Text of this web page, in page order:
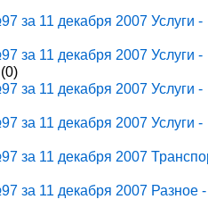
за 11 декабря 2007 Услуги -
за 11 декабря 2007 Услуги -
(0)
за 11 декабря 2007 Услуги -
за 11 декабря 2007 Услуги -
за 11 декабря 2007
за 11 декабря 2007 Разное -